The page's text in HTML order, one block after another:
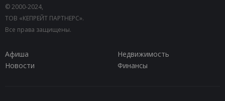
© 2000-2024,
ТОВ «КЕПРЕЙТ ПАРТНЕРС».
Все права защищены.
Афиша
Недвижимость
Новости
Финансы